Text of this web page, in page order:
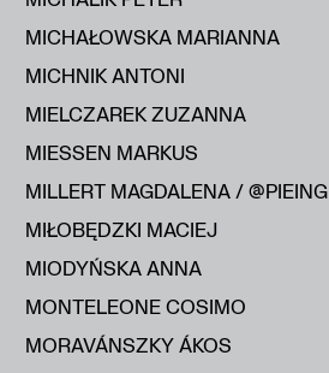
MICHAŁOWSKA MARIANNA
MICHNIK ANTONI
MIELCZAREK ZUZANNA
MIESSEN MARKUS
MILLERT MAGDALENA / @PIEING
MIŁOBĘDZKI MACIEJ
MIODYŃSKA ANNA
MONTELEONE COSIMO
MORAVÁNSZKY ÁKOS